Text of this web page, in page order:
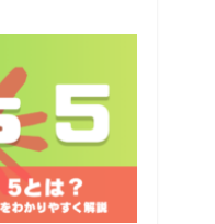
切ってよいの
要です。こ